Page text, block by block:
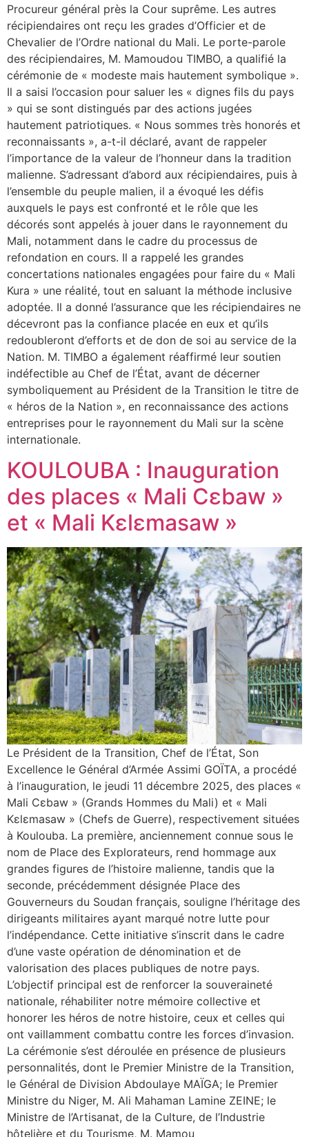
Procureur général près la Cour suprême. Les autres
récipiendaires ont reçu les grades d’Officier et de
Chevalier de l’Ordre national du Mali. Le porte-parole
des récipiendaires, M. Mamoudou TIMBO, a qualifié la
cérémonie de « modeste mais hautement symbolique ».
Il a saisi l’occasion pour saluer les « dignes fils du pays
» qui se sont distingués par des actions jugées
hautement patriotiques. « Nous sommes très honorés et
reconnaissants », a-t-il déclaré, avant de rappeler
l’importance de la valeur de l’honneur dans la tradition
malienne. S’adressant d’abord aux récipiendaires, puis à
l’ensemble du peuple malien, il a évoqué les défis
auxquels le pays est confronté et le rôle que les
décorés sont appelés à jouer dans le rayonnement du
Mali, notamment dans le cadre du processus de
refondation en cours. Il a rappelé les grandes
concertations nationales engagées pour faire du « Mali
Kura » une réalité, tout en saluant la méthode inclusive
adoptée. Il a donné l’assurance que les récipiendaires ne
décevront pas la confiance placée en eux et qu’ils
redoubleront d’efforts et de don de soi au service de la
Nation. M. TIMBO a également réaffirmé leur soutien
indéfectible au Chef de l’État, avant de décerner
symboliquement au Président de la Transition le titre de
« héros de la Nation », en reconnaissance des actions
entreprises pour le rayonnement du Mali sur la scène
internationale.
KOULOUBA : Inauguration
des places « Mali Cɛbaw »
et « Mali Kɛlɛmasaw »
Le Président de la Transition, Chef de l’État, Son
Excellence le Général d’Armée Assimi GOÏTA, a procédé
à l’inauguration, le jeudi 11 décembre 2025, des places «
Mali Cɛbaw » (Grands Hommes du Mali) et « Mali
Kɛlɛmasaw » (Chefs de Guerre), respectivement situées
à Koulouba. La première, anciennement connue sous le
nom de Place des Explorateurs, rend hommage aux
grandes figures de l’histoire malienne, tandis que la
seconde, précédemment désignée Place des
Gouverneurs du Soudan français, souligne l’héritage des
dirigeants militaires ayant marqué notre lutte pour
l’indépendance. Cette initiative s’inscrit dans le cadre
d’une vaste opération de dénomination et de
valorisation des places publiques de notre pays.
L’objectif principal est de renforcer la souveraineté
nationale, réhabiliter notre mémoire collective et
honorer les héros de notre histoire, ceux et celles qui
ont vaillamment combattu contre les forces d’invasion.
La cérémonie s’est déroulée en présence de plusieurs
personnalités, dont le Premier Ministre de la Transition,
le Général de Division Abdoulaye MAÏGA; le Premier
Ministre du Niger, M. Ali Mahaman Lamine ZEINE; le
Ministre de l’Artisanat, de la Culture, de l’Industrie
hôtelière et du Tourisme, M. Mamou